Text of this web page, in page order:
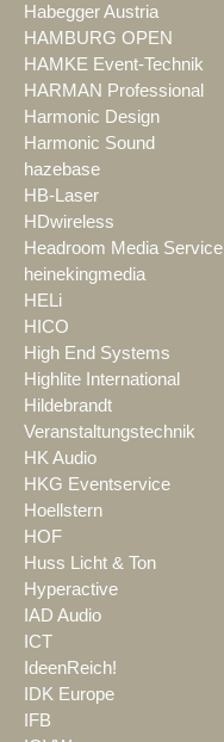
Habegger Austria
HAMBURG OPEN
HAMKE Event-Technik
HARMAN Professional
Harmonic Design
Harmonic Sound
hazebase
HB-Laser
HDwireless
Headroom Media Service
heinekingmedia
HELi
HICO
High End Systems
Highlite International
Hildebrandt
Veranstaltungstechnik
HK Audio
HKG Eventservice
Hoellstern
HOF
Huss Licht & Ton
Hyperactive
IAD Audio
ICT
IdeenReich!
IDK Europe
IFB